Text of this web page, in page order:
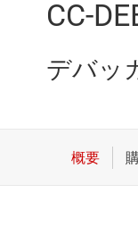
CC-
デバッ